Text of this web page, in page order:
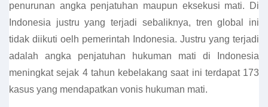
penurunan angka penjatuhan maupun eksekusi mati. Di
Indonesia justru yang terjadi sebaliknya, tren global ini
tidak diikuti oelh pemerintah Indonesia. Justru yang terjadi
adalah angka penjatuhan hukuman mati di Indonesia
meningkat sejak 4 tahun kebelakang saat ini terdapat 173
kasus yang mendapatkan vonis hukuman mati.